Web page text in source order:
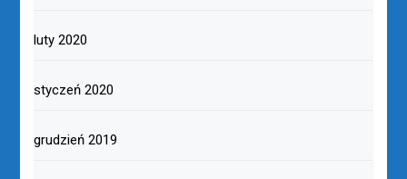
luty 2020
styczeń 2020
grudzień 2019